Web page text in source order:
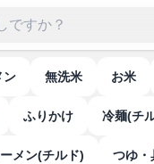
ン 無洗米 お米
ふりかけ 冷麺(チ
ラーメン(チルド) つゆ